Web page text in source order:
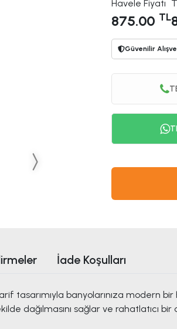
Havele Fiyatı
875.00 TL
Güvenilir
İade Koşulları
tasarımıyla banyolarınıza modern
dağılmasını sağlar ve rahatlatıcı